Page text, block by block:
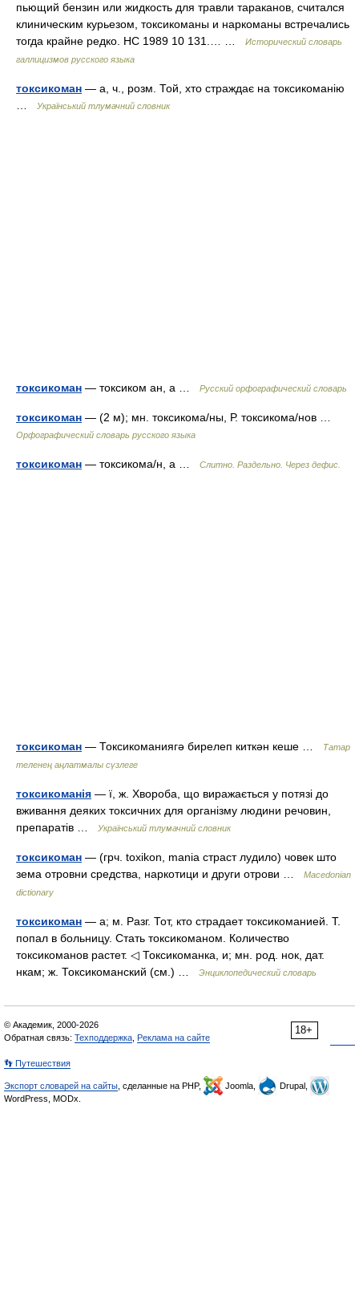
пьющий бензин или жидкость для травли тараканов, считался
клиническим курьезом, токсикоманы и наркоманы встречались
тогда крайне редко. НС 1989 10 131.… …
Исторический словарь
галлицизмов русского языка
токсикоман — а, ч., розм. Той, хто страждає на токсикоманію
Український тлумачний словник
токсикоман — токсиком ан, а … Русский орфографический словарь
токсикоман — (2 м); мн. токсикома/ны, Р. токсикома/нов …
Орфографический словарь русского языка
токсикоман — токсикома/н, а … Слитно. Раздельно. Через дефис.
токсикоман — Токсикоманиягә бирелеп киткән кеше …
Татар
теленең аңлатмалы сүзлеге
токсикоманія — ї, ж. Хвороба, що виражається у потязі до
вживання деяких токсичних для організму людини речовин,
препаратів …
Український тлумачний словник
токсикоман — (грч. toxikon, mania страст лудило) човек што
зема отровни средства, наркотици и други отрови …
Macedonian
dictionary
токсикоман — а; м. Разг. Тот, кто страдает токсикоманией. Т.
попал в больницу. Стать токсикоманом. Количество
токсикоманов растет. ◁ Токсикоманка, и; мн. род. нок, дат.
нкам; ж. Токсикоманский (см.) …
Энциклопедический словарь
18+
© Академик, 2000-2026
Обратная связь: Техподдержка Реклама на сайте
👣 Путешествия
Экспорт словарей на сайты , сделанные на PHP, Joomla,
Drupal,
WordPress, MODx.